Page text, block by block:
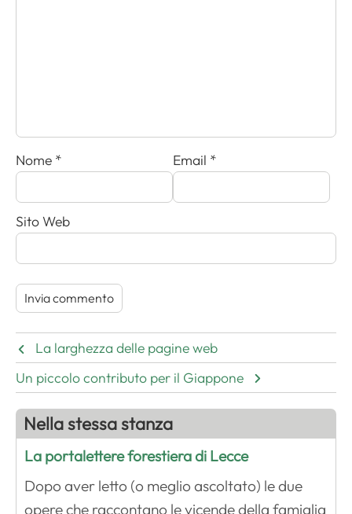
Nome * Email *
Sito Web
La larghezza delle pagine web
Un piccolo contributo per il Giappone
Nella stessa stanza
La portalettere forestiera di Lecce
Dopo aver letto (o meglio ascoltato) le due
opere che raccontano le vicende della famiglia